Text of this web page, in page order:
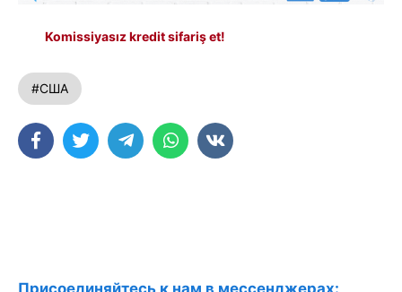
Komissiyasız kredit sifariş et!
#США